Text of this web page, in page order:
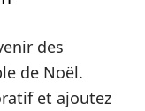
des
de Noël.
et ajoutez